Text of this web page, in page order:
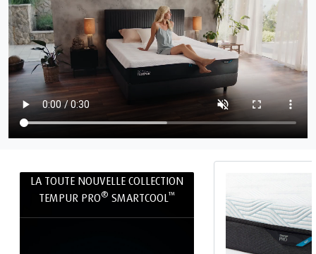
LA TOUTE NOUVELLE COLLECTION
TEMPUR PRO® SMARTCOOL ™